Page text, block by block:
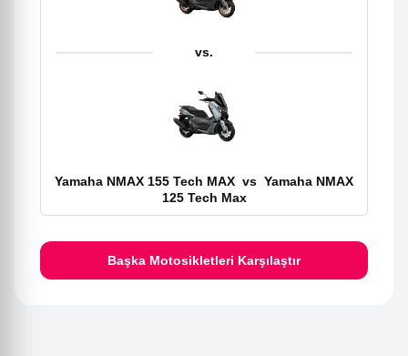
vs.
Yamaha NMAX 155 Tech MAX vs Yamaha NMAX
125 Tech Max
Başka Motosikletleri Karşılaştır